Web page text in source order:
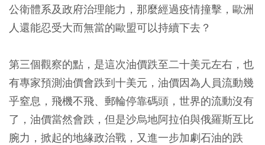
公衛體系及政府治理能力，那麼經過疫情撞擊，歐洲
人還能忍受大而無當的歐盟可以持續下去？
第三個觀察的點，是這次油價跌至二十美元左右，也
有專家預測油價會跌到十美元，油價因為人員流動幾
乎窒息，飛機不飛、郵輪停靠碼頭，世界的流動沒有
了，油價當然會跌，但是沙烏地阿拉伯與俄羅斯互比
腕力，掀起的地緣政治戰，又進一步加劇石油的跌